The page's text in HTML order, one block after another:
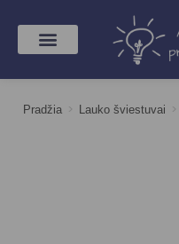
Pradžia > Lauko šviestuvai >